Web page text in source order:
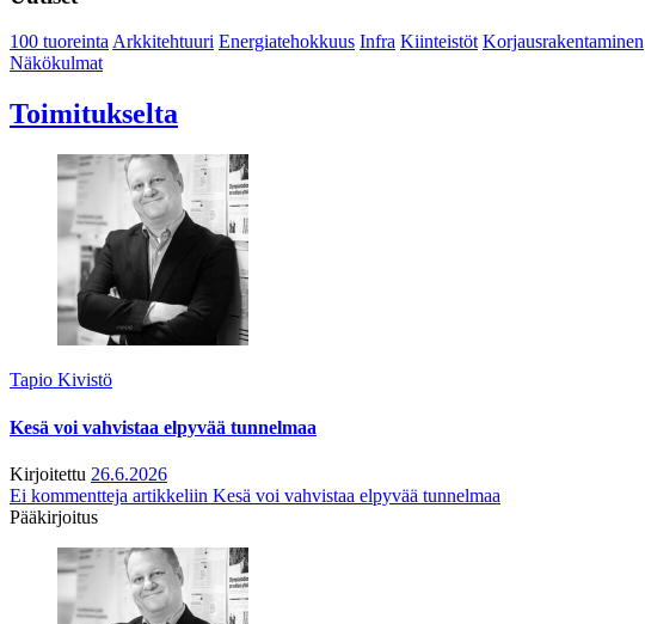
100 tuoreintaArkkitehtuuri Energiatehokkuus Infra Kiinteistöt Korjausrakentaminen
Näkökulmat
Toimitukselta
Tapio Kivistö
Kesä voi vahvistaa elpyvää tunnelmaa
Kirjoitettu 26.6.2026
Ei kommentteja artikkeliin Kesä voi vahvistaa elpyvää tunnelmaa
Pääkirjoitus